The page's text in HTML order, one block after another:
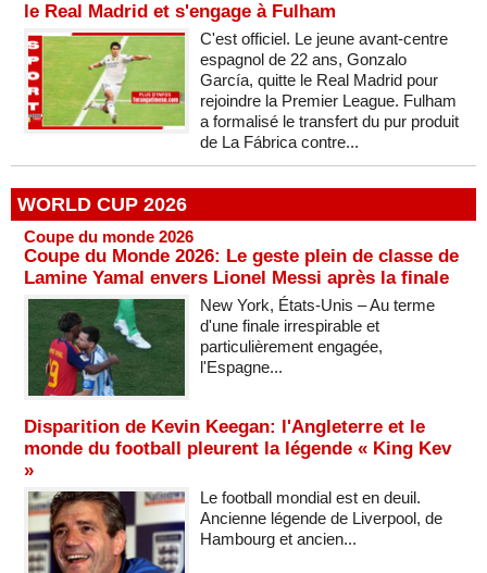
le Real Madrid et s'engage à Fulham
C'est officiel. Le jeune avant-centre
espagnol de 22 ans, Gonzalo
García, quitte le Real Madrid pour
rejoindre la Premier League. Fulham
a formalisé le transfert du pur produit
de La Fábrica contre...
WORLD CUP 2026
Coupe du monde 2026
Coupe du Monde 2026: Le geste plein de classe de
Lamine Yamal envers Lionel Messi après la finale
New York, États-Unis – Au terme
d'une finale irrespirable et
particulièrement engagée,
l'Espagne...
Disparition de Kevin Keegan: l'Angleterre et le
monde du football pleurent la légende « King Kev
»
Le football mondial est en deuil.
Ancienne légende de Liverpool, de
Hambourg et ancien...